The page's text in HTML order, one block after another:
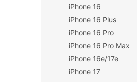
iPhone 16
iPhone 16 Plus
iPhone 16 Pro
iPhone 16 Pro Max
iPhone 16e/17e
iPhone 17